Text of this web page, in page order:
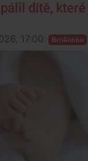
dítě,
17:00 Brněnsko